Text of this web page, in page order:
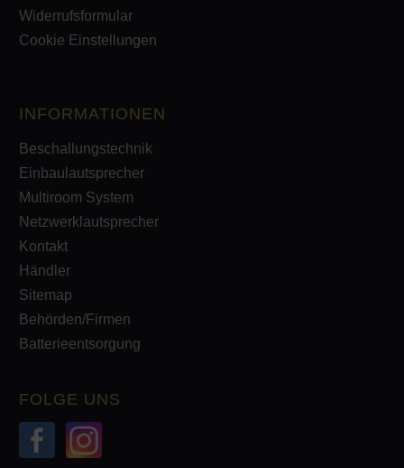
Widerrufsformular
Cookie Einstellungen
INFORMATIONEN
Beschallungstechnik
Einbaulautsprecher
Multiroom System
Netzwerklautsprecher
Kontakt
Händler
Sitemap
Behörden/Firmen
Batterieentsorgung
FOLGE UNS